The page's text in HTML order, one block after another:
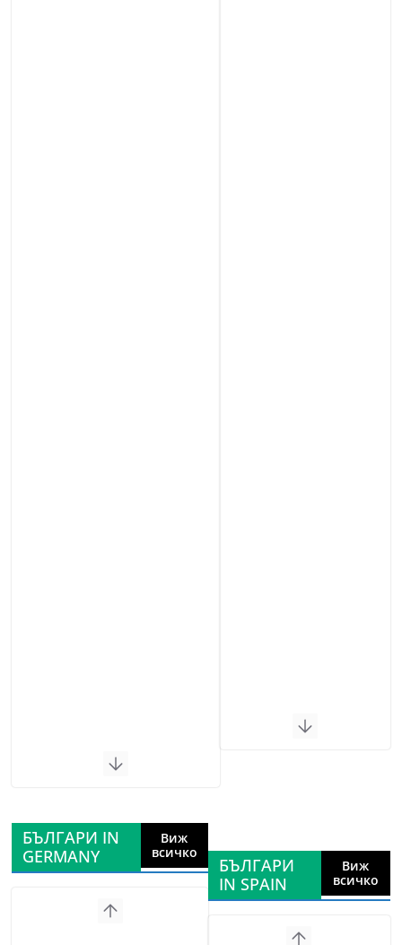
БЪЛГАРИ IN
GERMANY
Виж
всичко
БЪЛГАРИ
IN SPAIN
Виж
всичко